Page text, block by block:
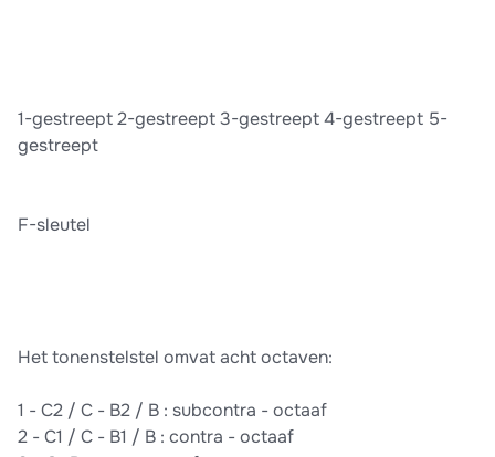
1-gestreept 2-gestreept 3-gestreept 4-gestreept 5-
gestreept
F-sleutel
Het tonenstelstel omvat acht octaven:
1 - C2 / C - B2 / B : subcontra - octaaf
2 - C1 / C - B1 / B : contra - octaaf